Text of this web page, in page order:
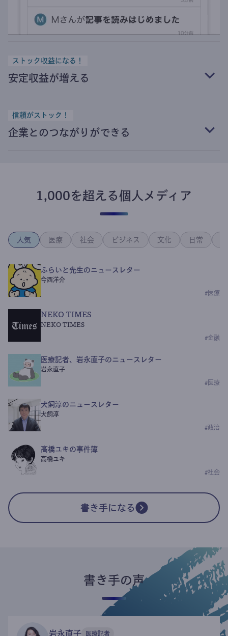
ストック収益になる！
安定収益が増える
信頼がストック！
企業とのつながりができる
1,000を超える個人メディア
人気 医療 社会 ビジネス 文化 日常
ふらいと先生のニュースレター
今西洋介
# 医療
NEKO TIMES
NEKO TIMES
#金融
医療記者、岩永直子のニュースレター
岩永直子
# 医療
犬飼淳のニュースレター
犬飼淳
#政治
高橋ユキの事件簿
高橋ユキ
#社会
書き手になる
書き手の声
岩永直子 医療記者